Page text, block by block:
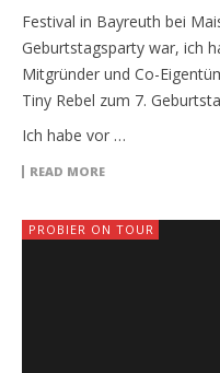
Festival in Bayreuth bei
Geburtstagsparty war, ich
Mitgründer und Co-
Tiny Rebel zum 7.
Ich habe vor …
READ MORE
PROBIER ON TOUR